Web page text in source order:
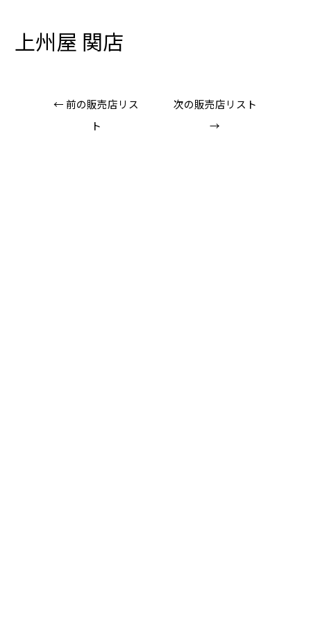
上州屋 関店
← 前の販売店リス
ト
次の販売店リスト
→